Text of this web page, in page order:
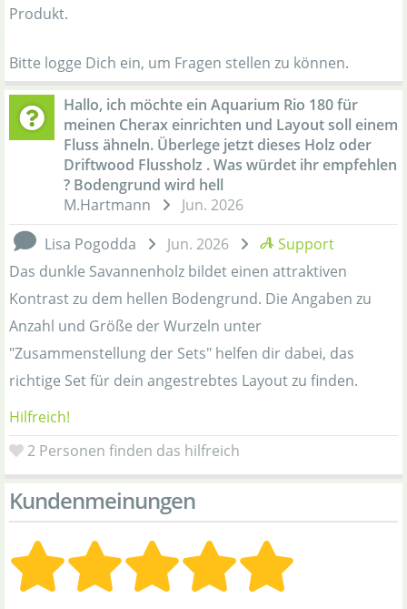
Produkt.
Bitte logge Dich ein, um Fragen stellen zu können.
Hallo, ich möchte ein Aquarium Rio 180 für
meinen Cherax einrichten und Layout soll einem
Fluss ähneln. Überlege jetzt dieses Holz oder
Driftwood Flussholz . Was würdet ihr empfehlen
? Bodengrund wird hell
M.Hartmann
Jun. 2026
Lisa Pogodda
Jun. 2026
Support
Das dunkle Savannenholz bildet einen attraktiven
Kontrast zu dem hellen Bodengrund. Die Angaben zu
Anzahl und Größe der Wurzeln unter
"Zusammenstellung der Sets" helfen dir dabei, das
richtige Set für dein angestrebtes Layout zu finden.
Hilfreich!
2 Personen finden das hilfreich
Kundenmeinungen